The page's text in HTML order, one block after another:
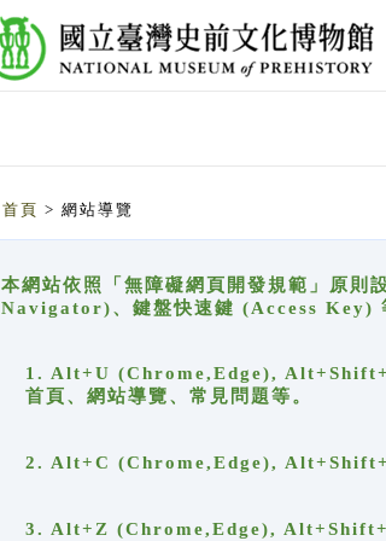
首頁 > 網站導覽
本網站依照「無障礙網頁開發規範」原
Navigator)、鍵盤快速鍵 (Access Key)
1. Alt+U (Chrome,Edge),
首頁、網站導覽、常見問題等。
2. Alt+C (Chrome,Edge),
3. Alt+Z (Chrome,Edge),